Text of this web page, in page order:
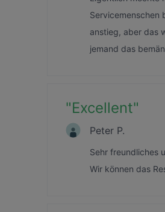
Servicemenschen
anstieg, aber das
jemand das
"Excellent"
Peter P.
Sehr freundliches
Wir können das